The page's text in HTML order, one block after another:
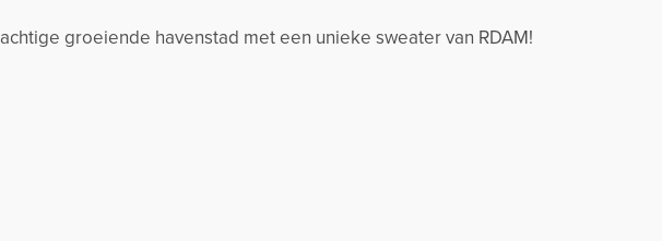
groeiende havenstad met een unieke sweater van RDAM!